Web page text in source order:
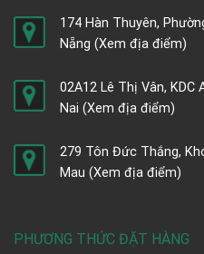
174 Hàn Thuyên,
Nẵng (Xem địa điểm)
02A12 Lê Thị Vân, KDC
Nai (Xem địa điểm)
279 Tôn Đức Thắng,
Mau (Xem địa điểm)
PHƯƠNG THỨC ĐẶT HÀNG